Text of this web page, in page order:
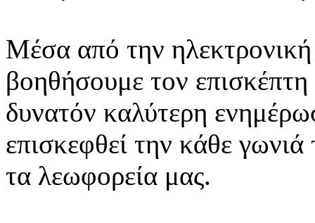
Μέσα από την ηλεκτρονική
βοηθήσουμε τον
δυνατόν καλύτερη
επισκεφθεί την κάθε
τα λεωφορεία μας.